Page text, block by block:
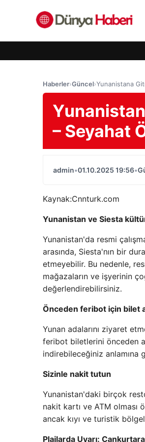
Haberler›Güncel›Yunanistana
– Seyahat
admin•01.10.2025 19:56•
Kaynak:Cnnturk.com
Yunanistan ve Siesta
Yunanistan'da resmi
arasında, Siesta'nın bir
etmeyebilir. Bu nedenle,
mağazaların ve işyerinin
değerlendirebilirsiniz.
Önceden feribot için bilet
Yunan adalarını ziyaret
feribot biletlerini önceden
indirebileceğiniz anlamına
Sizinle nakit tutun
Yunanistan'daki birçok
nakit kartı ve ATM olması
ancak kıyı ve turistik
Plajlarda Uyarı: